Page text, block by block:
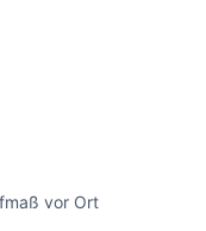
vor Ort